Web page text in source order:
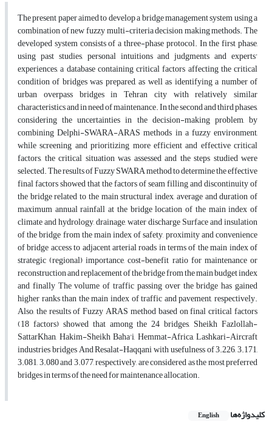
The present paper aimed to develop a bridge management system using a
combination of new fuzzy multi-criteria decision making methods. The
developed system consists of a three-phase protocol. In the first phase,
using past studies, personal intuitions and judgments and experts'
experiences, a database containing critical factors affecting the critical
condition of bridges was prepared, as well as identifying a number of
urban overpass bridges in Tehran city with relatively similar
characteristics and in need of maintenance. In the second and third phases,
considering the uncertainties in the decision-making problem, by
combining Delphi-SWARA-ARAS methods in a fuzzy environment,
while screening and prioritizing more efficient and effective critical
factors, the critical situation was assessed and the steps studied were
selected. The results of Fuzzy SWARA method to determine the effective
final factors showed that the factors of seam filling and discontinuity of
the bridge related to the main structural index, average and duration of
maximum annual rainfall at the bridge location of the main index of
climate and hydrology, drainage, water discharge Surface and insulation
of the bridge from the main index of safety, proximity and convenience
of bridge access to adjacent arterial roads in terms of the main index of
strategic (regional) importance, cost-benefit ratio for maintenance or
reconstruction and replacement of the bridge from the main budget index
and finally The volume of traffic passing over the bridge has gained
higher ranks than the main index of traffic and pavement, respectively.
Also, the results of Fuzzy ARAS method based on final critical factors
(18 factors) showed that among the 24 bridges, Sheikh Fazlollah-
SattarKhan, Hakim-Sheikh Baha'i, Hemmat-Africa, Lashkari-Aircraft
industries bridges And Resalat-Haqqani with usefulness of 3.226, 3.171,
3.081, 3.080 and 3.077, respectively, are considered as the most preferred
bridges in terms of the need for maintenance allocation.
کلیدواژه‌ها English